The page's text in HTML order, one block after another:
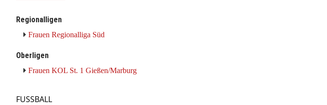
Regionalligen
Frauen Regionalliga Süd
Oberligen
Frauen KOL St. 1 Gießen/Marburg
FUSSBALL